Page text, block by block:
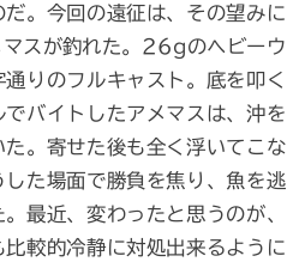
。今回の遠征は、その望みに
マスが釣れた。26gのヘビーウ
りのフルキャスト。底を叩く
バイトしたアメマスは、沖を
。寄せた後も全く浮いてこな
た場面で勝負を焦り、魚を逃
最近、変わったと思うのが、
較的冷静に対処出来るように